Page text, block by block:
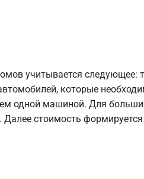
учитывается следующее:
которые
одной машиной. Для
стоимость